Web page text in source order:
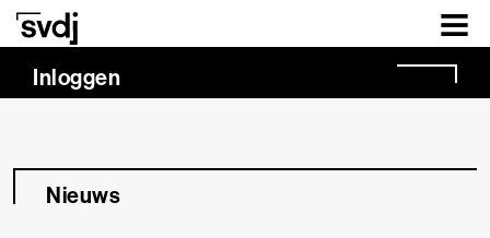
Naar hoofdinhoud
Inloggen
Nieuws